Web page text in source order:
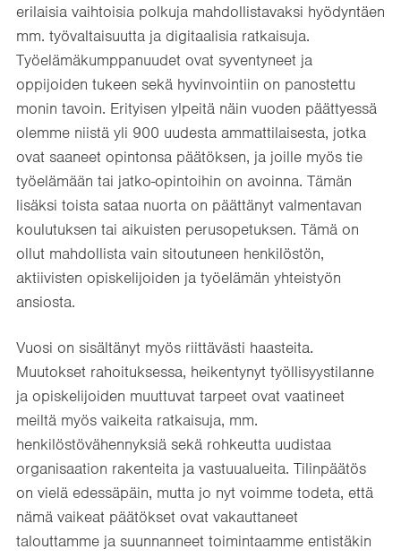
erilaisia vaihtoisia polkuja mahdollistavaksi hyödyntäen
mm. työvaltaisuutta ja digitaalisia ratkaisuja.
Työelämäkumppanuudet ovat syventyneet ja
oppijoiden tukeen sekä hyvinvointiin on panostettu
monin tavoin. Erityisen ylpeitä näin vuoden päättyessä
olemme niistä yli 900 uudesta ammattilaisesta, jotka
ovat saaneet opintonsa päätöksen, ja joille myös tie
työelämään tai jatko-opintoihin on avoinna. Tämän
lisäksi toista sataa nuorta on päättänyt valmentavan
koulutuksen tai aikuisten perusopetuksen. Tämä on
ollut mahdollista vain sitoutuneen henkilöstön,
aktiivisten opiskelijoiden ja työelämän yhteistyön
ansiosta.
Vuosi on sisältänyt myös riittävästi haasteita.
Muutokset rahoituksessa, heikentynyt työllisyystilanne
ja opiskelijoiden muuttuvat tarpeet ovat vaatineet
meiltä myös vaikeita ratkaisuja, mm.
henkilöstövähennyksiä sekä rohkeutta uudistaa
organisaation rakenteita ja vastuualueita. Tilinpäätös
on vielä edessäpäin, mutta jo nyt voimme todeta, että
nämä vaikeat päätökset ovat vakauttaneet
talouttamme ja suunnanneet toimintaamme entistäkin